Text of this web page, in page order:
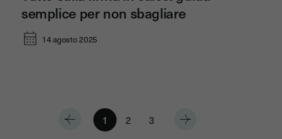
semplice per non sbagliare
14 agosto 2025
1 2 3